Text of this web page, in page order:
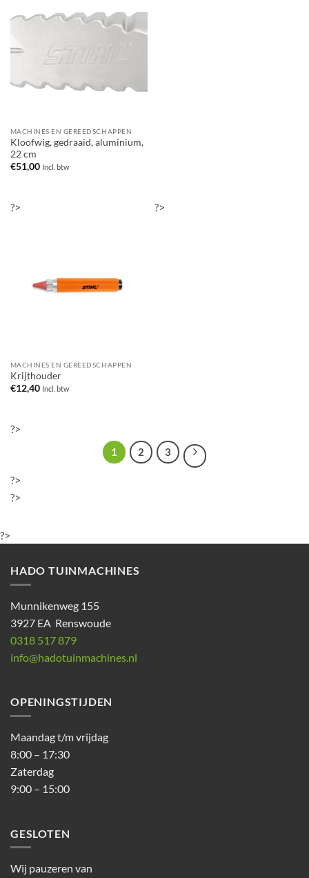
MACHINES EN GEREEDSCHAPPEN
Kloofwig, gedraaid, aluminium,
22 cm
€51,00 Incl. btw
?>
MACHINES EN GEREEDSCHAPPEN
Krijthouder
€12,40 Incl. btw
?>
?>
1 2 3
?>
?>
?>
HADO TUINMACHINES
Munnikenweg 155
3927 EA Renswoude
0318 517 879
info@hadotuinmachines.nl
OPENINGSTIJDEN
Maandag t/m vrijdag
8:00 – 17:30
Zaterdag
9:00 – 15:00
GESLOTEN
Wij pauzeren van